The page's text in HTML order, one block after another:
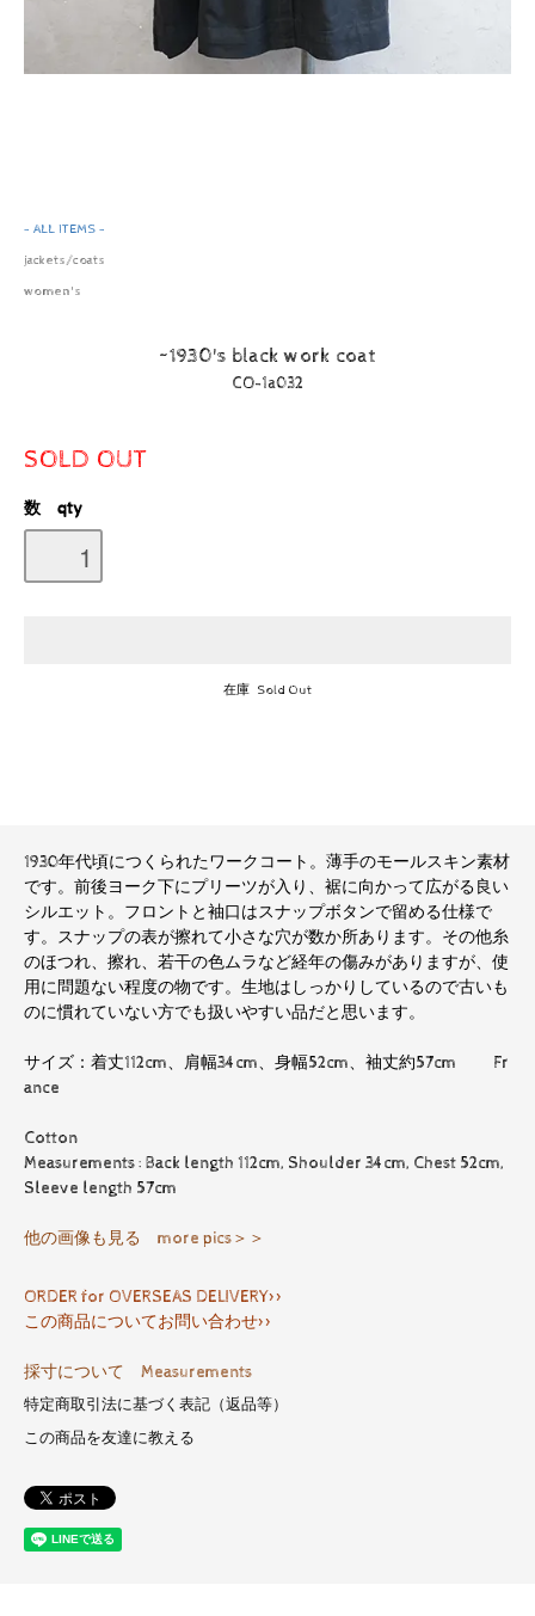
- ALL ITEMS -
jackets/coats
women's
~1930's black work coat
CO-1a032
SOLD OUT
数 qty
在庫 Sold Out
1930年代頃につくられたワークコート。薄手のモールスキン素材
です。前後ヨーク下にプリーツが入り、裾に向かって広がる良い
シルエット。フロントと袖口はスナップボタンで留める仕様で
す。スナップの表が擦れて小さな穴が数か所あります。その他糸
のほつれ、擦れ、若干の色ムラなど経年の傷みがありますが、使
用に問題ない程度の物です。生地はしっかりしているので古いも
のに慣れていない方でも扱いやすい品だと思います。
サイズ：着丈112cm、肩幅34cm、身幅52cm、袖丈約57cm Fr
ance
Cotton
Measurements : Back length 112cm, Shoulder 34cm, Chest 52cm,
Sleeve length 57cm
他の画像も見る more pics＞＞
ORDER for OVERSEAS DELIVERY>>
この商品についてお問い合わせ>>
採寸について Measurements
特定商取引法に基づく表記（返品等）
この商品を友達に教える